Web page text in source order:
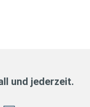
und jederzeit.